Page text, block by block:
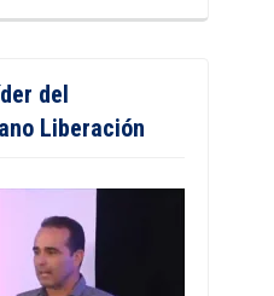
del
Liberación